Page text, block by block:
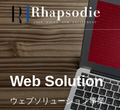
Web Solution
ウェブソリューション事業